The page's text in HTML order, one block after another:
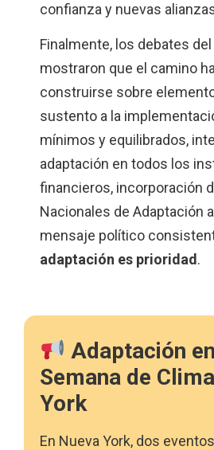
confianza y nuevas
Finalmente, los debates
mostraron que el camino
construirse sobre
sustento a la
mínimos y equilibrados,
adaptación en todos los
financieros, incorporación
Nacionales de Adaptación
mensaje político
adaptación es prioridad.
Adaptación
Semana de
York
En Nueva York, dos